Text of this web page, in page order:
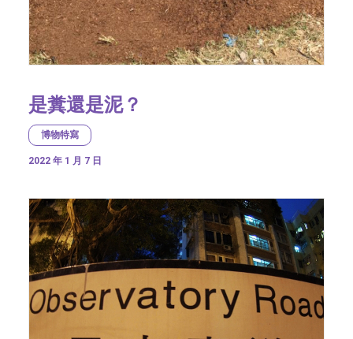
是糞還是泥？
博物特寫
2022 年 1 月 7 日